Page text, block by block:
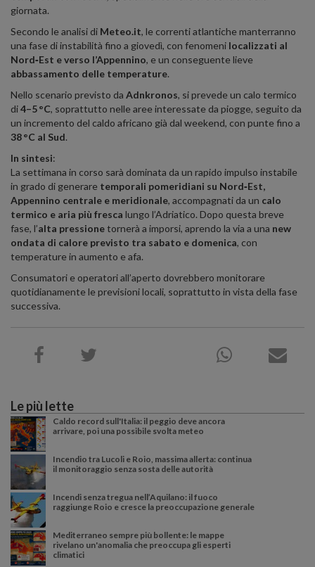
giornata.
Secondo le analisi di Meteo.it, le correnti atlantiche manterranno
una fase di instabilità fino a giovedì, con fenomeni localizzati al
Nord‑Est e verso l’Appennino, e un conseguente lieve
abbassamento delle temperature.
Nello scenario previsto da Adnkronos, si prevede un calo termico
di4–5 °C, soprattutto nelle aree interessate da piogge, seguito da
un incremento del caldo africano già dal weekend, con punte fino a
38 °C al Sud.
In sintesi:
La settimana in corso sarà dominata da un rapido impulso instabile
in grado di generare temporali pomeridiani su Nord‑Est,
Appennino centrale e meridionale, accompagnati da un calo
termico e aria più fresca lungo l’Adriatico. Dopo questa breve
fase, l’alta pressionetornerà a imporsi, aprendo la via a una new
ondata di calore previsto tra sabato e domenica, con
temperature in aumento e afa.
Consumatori e operatori all’aperto dovrebbero monitorare
quotidianamente le previsioni locali, soprattutto in vista della fase
successiva.
Le più lette
Caldo record sull'Italia: il peggio deve ancora
arrivare, poi una possibile svolta meteo
Incendio tra Lucoli e Roio, massima allerta: continua
il monitoraggio senza sosta delle autorità
Incendi senza tregua nell’Aquilano: il fuoco
raggiunge Roio e cresce la preoccupazione generale
Mediterraneo sempre più bollente: le mappe
rivelano un'anomalia che preoccupa gli esperti
climatici